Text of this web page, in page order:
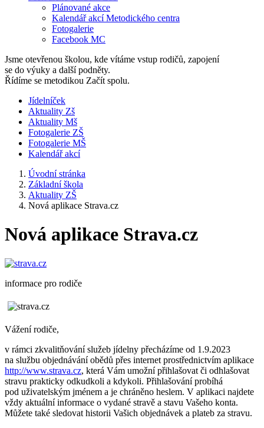
Plánované akce
Kalendář akcí Metodického centra
Fotogalerie
Facebook MC
Jsme otevřenou školou, kde vítáme vstup rodičů, zapojení
se do výuky a další podněty.
Řídíme se metodikou Začít spolu.
Jídelníček
Aktuality Zš
Aktuality Mš
Fotogalerie ZŠ
Fotogalerie MŠ
Kalendář akcí
Úvodní stránka
Základní škola
Aktuality ZŠ
Nová aplikace Strava.cz
Nová aplikace Strava.cz
informace pro rodiče
Vážení rodiče,
v rámci zkvalitňování služeb jídelny přecházíme od 1.9.2023
na službu objednávání obědů přes internet prostřednictvím aplikace
http://www.strava.cz, která Vám umožní přihlašovat či odhlašovat
stravu prakticky odkudkoli a kdykoli. Přihlašování probíhá
pod uživatelským jménem a je chráněno heslem. V aplikaci najdete
vždy aktuální informace o vydané stravě a stavu Vašeho konta.
Můžete také sledovat historii Vašich objednávek a plateb za stravu.